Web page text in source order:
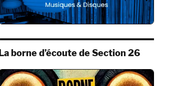
La borne d’écoute de Section 26